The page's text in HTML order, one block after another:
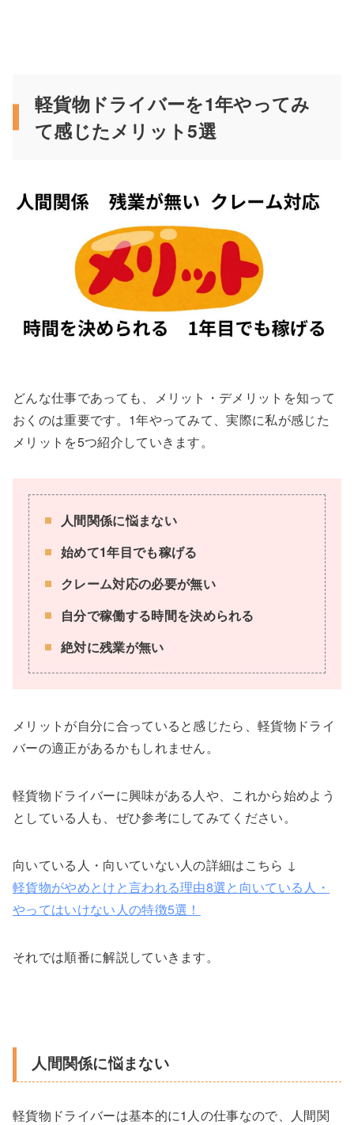
軽貨物ドライバーを1年やってみ
て感じたメリット5選
どんな仕事であっても、メリット・デメリットを知って
おくのは重要です。1年やってみて、実際に私が感じた
メリットを5つ紹介していきます。
人間関係に悩まない
始めて1年目でも稼げる
クレーム対応の必要が無い
自分で稼働する時間を決められる
絶対に残業が無い
メリットが自分に合っていると感じたら、軽貨物ドライ
バーの適正があるかもしれません。
軽貨物ドライバーに興味がある人や、これから始めよう
としている人も、ぜひ参考にしてみてください。
向いている人・向いていない人の詳細はこちら ↓
軽貨物がやめとけと言われる理由8選と向いている人・
やってはいけない人の特徴5選！
それでは順番に解説していきます。
人間関係に悩まない
軽貨物ドライバーは基本的に1人の仕事なので、人間関